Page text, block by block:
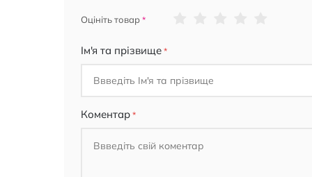
Оцініть товар
Ім'я та прізвище
Коментар